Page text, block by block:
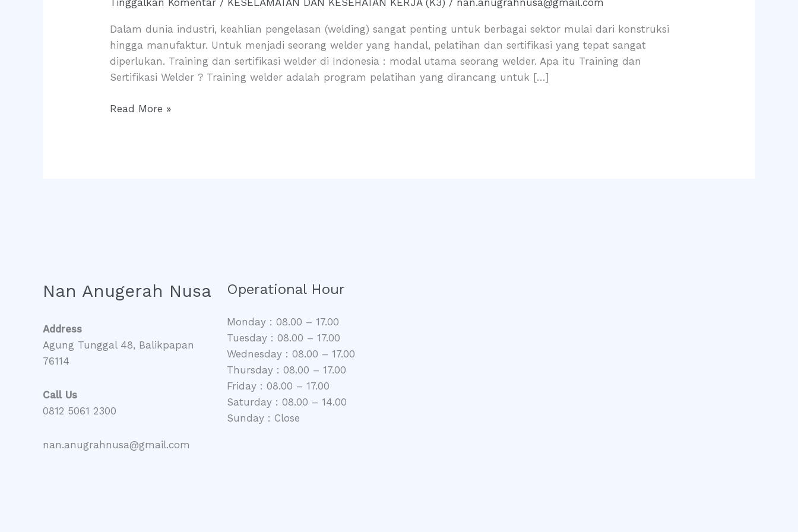
Dalam dunia industri, keahlian pengelasan (welding) sangat penting untuk berbagai sektor mulai dari konstruksi
hingga manufaktur. Untuk menjadi seorang welder yang handal, pelatihan dan sertifikasi yang tepat sangat
diperlukan. Training dan sertifikasi welder di Indonesia : modal utama seorang welder. Apa itu Training dan
Sertifikasi Welder ? Training welder adalah program pelatihan yang dirancang untuk […]
Sertifikasi
Welder
di
Indonesia:
Modal
Seorang
Read More »
Nan Anugerah Nusa
Address
Agung Tunggal 48, Balikpapan
76114
Call Us
0812 5061 2300
nan.anugrahnusa@gmail.com
Operational Hour
Monday : 08.00 – 17.00
Tuesday : 08.00 – 17.00
Wednesday : 08.00 – 17.00
Thursday : 08.00 – 17.00
Friday : 08.00 – 17.00
Saturday : 08.00 – 14.00
Sunday : Close